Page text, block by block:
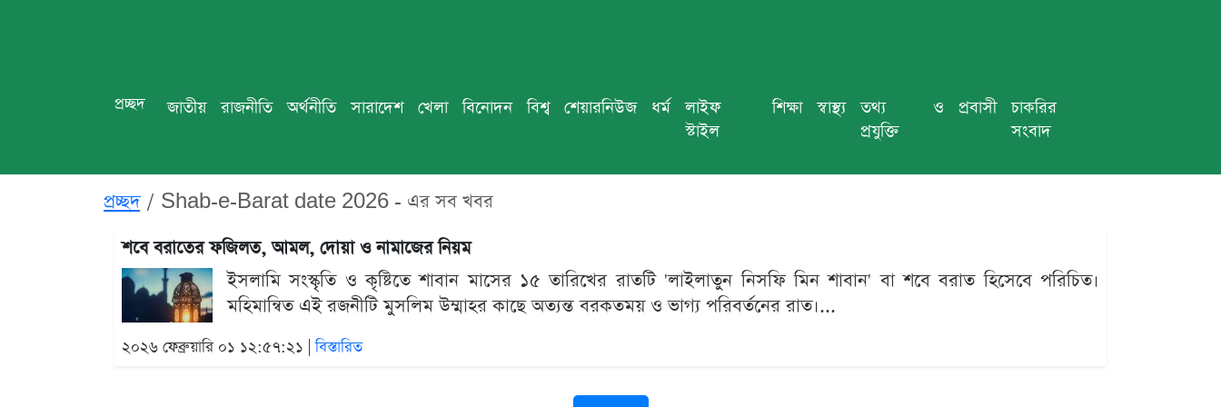
প্রচ্ছদ জাতীয় রাজনীতি অর্থনীতি সারাদেশ খেলা বিনোদন বিশ্ব শেয়ারনিউজ ধর্ম
লাইফ
স্টাইল
শিক্ষা স্বাস্থ্য
তথ্য ও
প্রযুক্তি
প্রবাসী
চাকরির
সংবাদ
প্রচ্ছদ Shab-e-Barat date 2026 - এর সব খবর
শবে বরাতের ফজিলত, আমল, দোয়া ও নামাজের নিয়ম
ইসলামি সংস্কৃতি ও কৃষ্টিতে শাবান মাসের ১৫ তারিখের রাতটি 'লাইলাতুন নিসফি মিন শাবান' বা শবে বরাত হিসেবে পরিচিত।
মহিমান্বিত এই রজনীটি মুসলিম উম্মাহর কাছে অত্যন্ত বরকতময় ও ভাগ্য পরিবর্তনের রাত।...
২০২৬ ফেব্রুয়ারি ০১ ১২:৫৭:২১ |বিস্তারিত